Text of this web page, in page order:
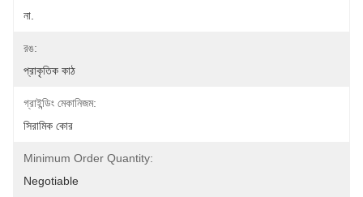
না.
রঙ:
প্রাকৃতিক কাঠ
গ্রাইন্ডিং মেকানিজম:
সিরামিক কোর
Minimum Order Quantity:
Negotiable